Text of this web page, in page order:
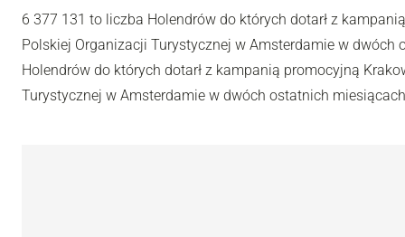
6 377 131 to liczba Holendrów do których dotarł z
Polskiej Organizacji Turystycznej w Amsterdamie w
Holendrów do których dotarł z kampanią promocyjną
Turystycznej w Amsterdamie w dwóch ostatnich